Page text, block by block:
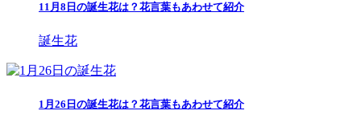
11月8日の誕生花は？花言葉もあわせて紹介
誕生花
1月26日の誕生花は？花言葉もあわせて紹介